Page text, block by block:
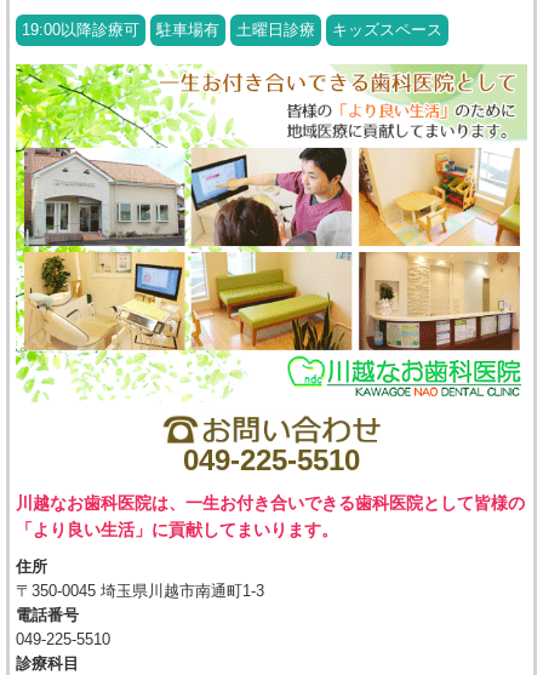
19:00以降診療可 駐車場有 土曜日診療 キッズスペース
049-225-5510
川越なお歯科医院は、一生お付き合いできる歯科医院として皆様の
「より良い生活」に貢献してまいります。
住所
〒350-0045 埼玉県川越市南通町1-3
電話番号
049-225-5510
診療科目